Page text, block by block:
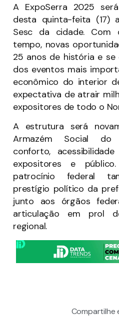
A ExpoSerra 2025
desta quinta-feita (17)
Sesc da cidade. Com
tempo, novas
25 anos de história e
dos eventos mais
econômico do interior
expectativa de atrair
expositores de todo o
A estrutura será
Armazém Social do
conforto,
expositores e
patrocínio federal
prestígio político da
junto aos órgãos
articulação em prol
regional.
Compartilhe